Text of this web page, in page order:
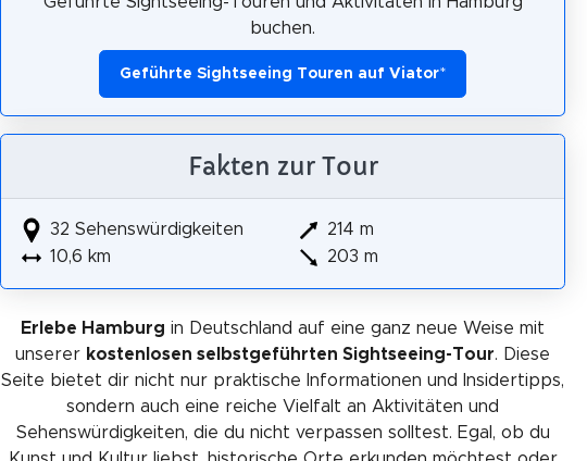
buchen.
Geführte Sightseeing Touren auf Viator*
Fakten zur Tour
32 Sehenswürdigkeiten
10,6 km
214 m
203 m
Erlebe Hamburg in Deutschland auf eine ganz neue Weise mit
unserer kostenlosen selbstgeführten Sightseeing-Tour. Diese
Seite bietet dir nicht nur praktische Informationen und Insidertipps,
sondern auch eine reiche Vielfalt an Aktivitäten und
Sehenswürdigkeiten, die du nicht verpassen solltest. Egal, ob du